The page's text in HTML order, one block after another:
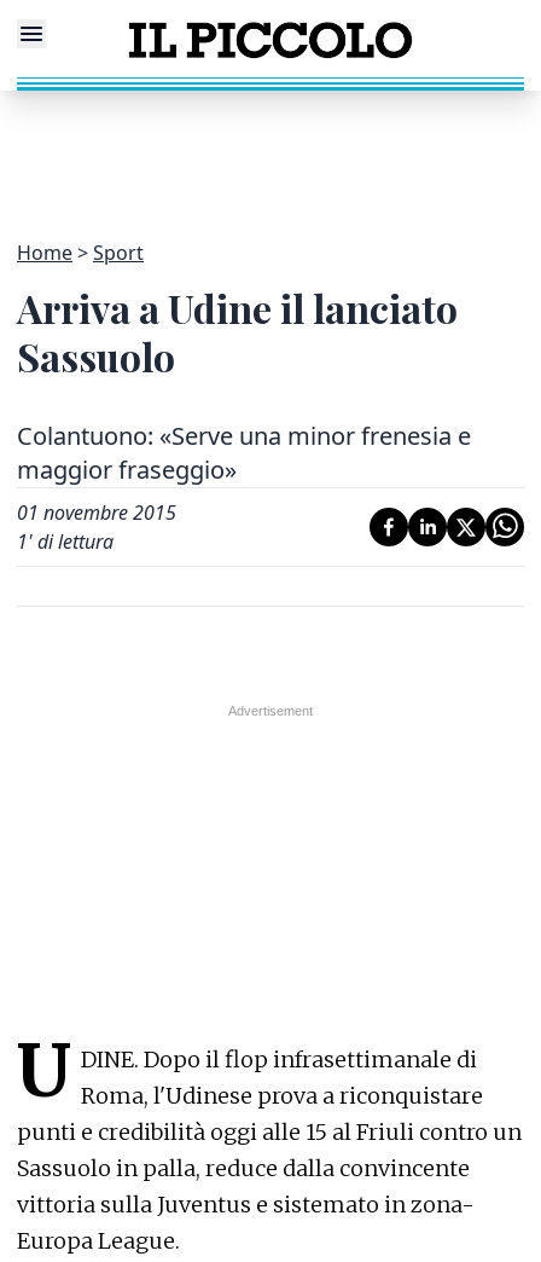
Home Sport
Arriva a Udine il lanciato
Sassuolo
Colantuono: «Serve una minor frenesia e
maggior fraseggio»
01 novembre 2015
1' di lettura
U DINE. Dopo il flop infrasettimanale di
Roma, l'Udinese prova a riconquistare
punti e credibilità oggi alle 15 al Friuli contro un
Sassuolo in palla, reduce dalla convincente
vittoria sulla Juventus e sistemato in zona-
Europa League.